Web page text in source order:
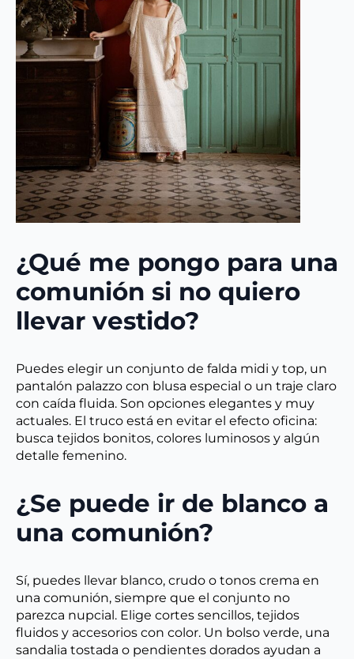
¿Qué me pongo para una
comunión si no quiero
llevar vestido?
Puedes elegir un conjunto de falda midi y top, un
pantalón palazzo con blusa especial o un traje claro
con caída fluida. Son opciones elegantes y muy
actuales. El truco está en evitar el efecto oficina:
busca tejidos bonitos, colores luminosos y algún
detalle femenino.
¿Se puede ir de blanco a
una comunión?
Sí, puedes llevar blanco, crudo o tonos crema en
una comunión, siempre que el conjunto no
parezca nupcial. Elige cortes sencillos, tejidos
fluidos y accesorios con color. Un bolso verde, una
sandalia tostada o pendientes dorados ayudan a